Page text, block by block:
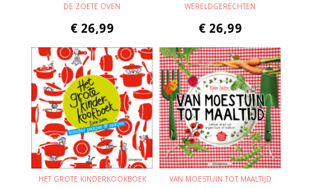
DE ZOETE OVEN
€ 26,99
WERELDGERECHTEN
€ 26,99
HET GROTE KINDERKOOKBOEK VAN MOESTUIN TOT MAALTIJD